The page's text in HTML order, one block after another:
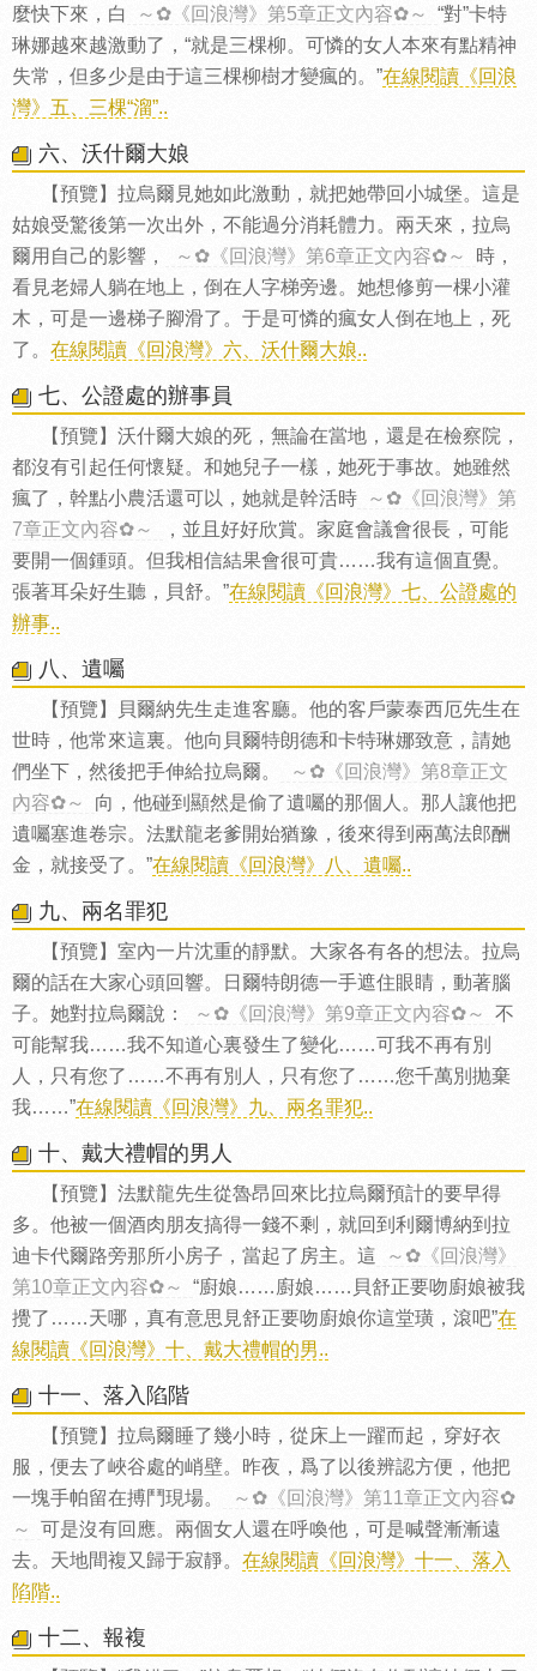
麼快下來，白
～✿《回浪灣》第5章正文內容✿～
“對”卡特
琳娜越來越激動了，“就是三棵柳。可憐的女人本來有點精神
失常，但多少是由于這三棵柳樹才變瘋的。”在線閱讀《回浪
灣》五、三棵“溜”..
六、沃什爾大娘
【預覽】拉烏爾見她如此激動，就把她帶回小城堡。這是
姑娘受驚後第一次出外，不能過分消耗體力。兩天來，拉烏
爾用自己的影響，
～✿《回浪灣》第6章正文內容✿～
時，
看見老婦人躺在地上，倒在人字梯旁邊。她想修剪一棵小灌
木，可是一邊梯子腳滑了。于是可憐的瘋女人倒在地上，死
了。 在線閱讀《回浪灣》六、沃什爾大娘..
七、公證處的辦事員
【預覽】沃什爾大娘的死，無論在當地，還是在檢察院，
都沒有引起任何懷疑。和她兒子一樣，她死于事故。她雖然
瘋了，幹點小農活還可以，她就是幹活時
～✿《回浪灣》第
7章正文內容✿～
，並且好好欣賞。家庭會議會很長，可能
要開一個鍾頭。但我相信結果會很可貴……我有這個直覺。
張著耳朵好生聽，貝舒。”在線閱讀《回浪灣》七、公證處的
辦事..
八、遺囑
【預覽】貝爾納先生走進客廳。他的客戶蒙泰西厄先生在
世時，他常來這裏。他向貝爾特朗德和卡特琳娜致意，請她
們坐下，然後把手伸給拉烏爾。
～✿《回浪灣》第8章正文
內容✿～
向，他碰到顯然是偷了遺囑的那個人。那人讓他把
遺囑塞進卷宗。法默龍老爹開始猶豫，後來得到兩萬法郎酬
金，就接受了。”在線閱讀《回浪灣》八、遺囑..
九、兩名罪犯
【預覽】室內一片沈重的靜默。大家各有各的想法。拉烏
爾的話在大家心頭回響。日爾特朗德一手遮住眼睛，動著腦
子。她對拉烏爾說：
～✿《回浪灣》第9章正文內容✿～
不
可能幫我……我不知道心裏發生了變化……可我不再有別
人，只有您了……不再有別人，只有您了……您千萬別抛棄
我……”在線閱讀《回浪灣》九、兩名罪犯..
十、戴大禮帽的男人
【預覽】法默龍先生從魯昂回來比拉烏爾預計的要早得
多。他被一個酒肉朋友搞得一錢不剩，就回到利爾博納到拉
迪卡代爾路旁那所小房子，當起了房主。這
～✿《回浪灣》
第10章正文內容✿～
“廚娘……廚娘……貝舒正要吻廚娘被我
攪了……天哪，真有意思見舒正要吻廚娘你這堂璜，滾吧”在
線閱讀《回浪灣》十、戴大禮帽的男..
十一、落入陷階
【預覽】拉烏爾睡了幾小時，從床上一躍而起，穿好衣
服，便去了峽谷處的峭壁。昨夜，爲了以後辨認方便，他把
一塊手帕留在搏鬥現場。
～✿《回浪灣》第11章正文內容✿
～
可是沒有回應。兩個女人還在呼喚他，可是喊聲漸漸遠
去。天地間複又歸于寂靜。 在線閱讀《回浪灣》十一、落入
陷階..
十二、報複